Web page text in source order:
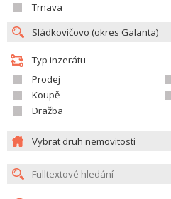
Trnava
Typ inzerátu
Prodej
Koupě
Dražba
Vybrat druh nemovitosti